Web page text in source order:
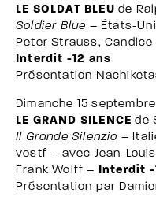
LE SOLDAT BLEU de
Soldier Blue – États-
Peter Strauss,
Interdit -12 ans
Présentation
Dimanche 15 septembre
LE GRAND SILENCE de
Il Grande Silenzio –
vostf – avec Jean-
Frank Wolff –
Interdit -
Présentation par